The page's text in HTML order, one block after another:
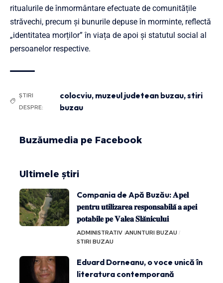
ritualurile de înmormântare efectuate de comunitățile
străvechi, precum și bunurile depuse în morminte, reflectă
„identitatea morților” în viața de apoi și statutul social al
persoanelor respective.
ȘTIRI
DESPRE:
colocviu, muzeul judetean buzau,stiri
buzau
Buzăumedia pe Facebook
Ultimele știri
Compania de Apă Buzău: 𝐀𝐩𝐞𝐥
𝐩𝐞𝐧𝐭𝐫𝐮 𝐮𝐭𝐢𝐥𝐢𝐳𝐚𝐫𝐞𝐚 𝐫𝐞𝐬𝐩𝐨𝐧𝐬𝐚𝐛𝐢𝐥𝐚̆ 𝐚 𝐚𝐩𝐞𝐢
𝐩𝐨𝐭𝐚𝐛𝐢𝐥𝐞 𝐩𝐞 𝐕𝐚𝐥𝐞𝐚 𝐒𝐥𝐚̆𝐧𝐢𝐜𝐮𝐥𝐮𝐢
ADMINISTRATIV ANUNTURI BUZAU
STIRI BUZAU
Eduard Dorneanu, o voce unică în
literatura contemporană